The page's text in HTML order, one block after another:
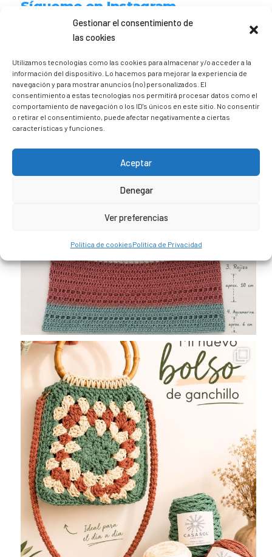
Gestionar el consentimiento de
las cookies
Utilizamos tecnologías como las cookies para almacenar y/o acceder a la
información del dispositivo. Lo hacemos para mejorar la experiencia de
navegación y para mostrar anuncios (no) personalizados. El
consentimiento a estas tecnologías nos permitirá procesar datos como el
comportamiento de navegación o los ID's únicos en este sitio. No consentir
o retirar el consentimiento, puede afectar negativamente a ciertas
características y funciones.
Aceptar
Denegar
Ver preferencias
Política de cookiesPolítica de Privacidad
Sígueme en Instagram
Freelance | Web | RRSS
Mi tienda de productos ECO
@lacatalina.shop
Alquila tu Autocaravana en
@caravana_go
Mi blog de viajes